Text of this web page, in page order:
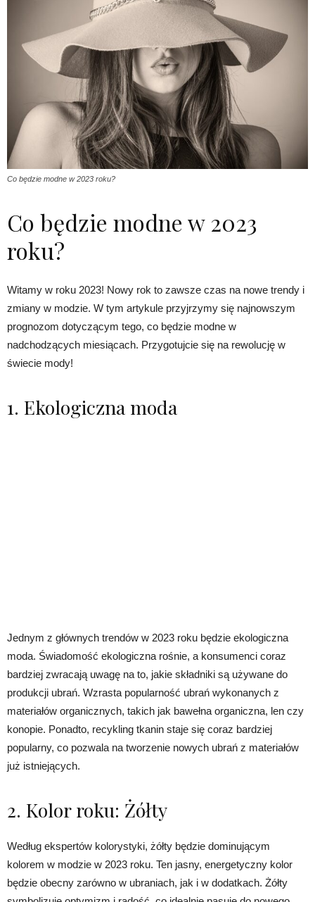
Co będzie modne w 2023 roku?
Co będzie modne w 2023
roku?
Witamy w roku 2023! Nowy rok to zawsze czas na nowe trendy i
zmiany w modzie. W tym artykule przyjrzymy się najnowszym
prognozom dotyczącym tego, co będzie modne w
nadchodzących miesiącach. Przygotujcie się na rewolucję w
świecie mody!
1. Ekologiczna moda
Jednym z głównych trendów w 2023 roku będzie ekologiczna
moda. Świadomość ekologiczna rośnie, a konsumenci coraz
bardziej zwracają uwagę na to, jakie składniki są używane do
produkcji ubrań. Wzrasta popularność ubrań wykonanych z
materiałów organicznych, takich jak bawełna organiczna, len czy
konopie. Ponadto, recykling tkanin staje się coraz bardziej
popularny, co pozwala na tworzenie nowych ubrań z materiałów
już istniejących.
2. Kolor roku: Żółty
Według ekspertów kolorystyki, żółty będzie dominującym
kolorem w modzie w 2023 roku. Ten jasny, energetyczny kolor
będzie obecny zarówno w ubraniach, jak i w dodatkach. Żółty